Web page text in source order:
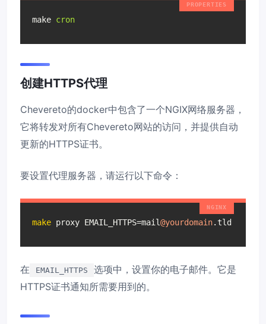
make cron
创建HTTPS代理
Chevereto的docker中包含了一个NGIX网络服务器，
它将转发对所有Chevereto网站的访问，并提供自动
更新的HTTPS证书。
要设置代理服务器，请运行以下命令：
make proxy EMAIL_HTTPS=mail@yourdomain.tld
在 EMAIL_HTTPS
选项中，设置你的电子邮件。它是
HTTPS证书通知所需要用到的。